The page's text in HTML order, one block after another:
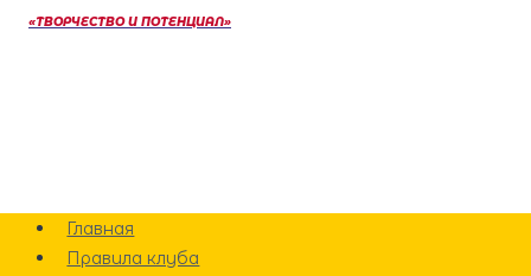
Перейти
«ТВОРЧЕСТВО И ПОТЕНЦИАЛ»
Главная
Правила клуба